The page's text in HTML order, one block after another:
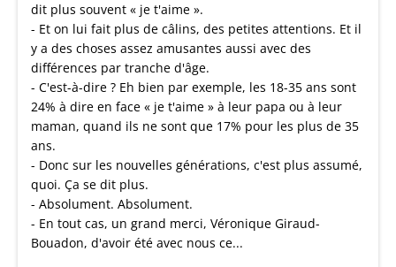
dit plus souvent « je t'aime ».
- Et on lui fait plus de câlins, des petites attentions. Et il
y a des choses assez amusantes aussi avec des
différences par tranche d'âge.
- C'est-à-dire ? Eh bien par exemple, les 18-35 ans sont
24% à dire en face « je t'aime » à leur papa ou à leur
maman, quand ils ne sont que 17% pour les plus de 35
ans.
- Donc sur les nouvelles générations, c'est plus assumé,
quoi. Ça se dit plus.
- Absolument. Absolument.
- En tout cas, un grand merci, Véronique Giraud-
Bouadon, d'avoir été avec nous ce...